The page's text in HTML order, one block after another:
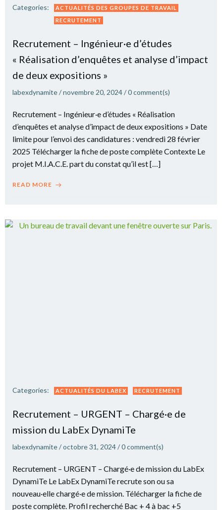
Categories:
ACTUALITÉS DES GROUPES DE TRAVAIL
RECRUTEMENT
Recrutement – Ingénieur·e d’études
« Réalisation d’enquêtes et analyse d’impact
de deux expositions »
labexdynamite/novembre 20, 2024/0comment(s)
Recrutement – Ingénieur·e d’études « Réalisation
d’enquêtes et analyse d’impact de deux expositions » Date
limite pour l’envoi des candidatures : vendredi 28 février
2025 Télécharger la fiche de poste complète Contexte Le
projet M.I.A.C.E. part du constat qu’il est […]
READ MORE
Categories: ACTUALITÉS DU LABEX RECRUTEMENT
Recrutement – URGENT – Chargé·e de
mission du LabEx DynamiTe
labexdynamite/octobre 31, 2024/0comment(s)
Recrutement – URGENT – Chargé·e de mission du LabEx
DynamiTe Le LabEx DynamiTe recrute son ou sa
nouveau·elle chargé·e de mission. Télécharger la fiche de
poste complète. Profil recherché Bac + 4 à bac +5